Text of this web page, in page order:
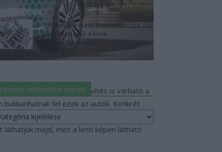
2019-ben. Bővítés is várható a
fel ezek az autók. Konkrét
majd, mint a lenti képen látható
2026-08-07
150 milliárd eurót bukhat Európa, ha
nem szabadul a kínai
akkumulátoroktól
Keresés autómárka szerint